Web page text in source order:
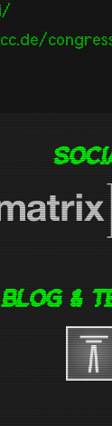
Blog &